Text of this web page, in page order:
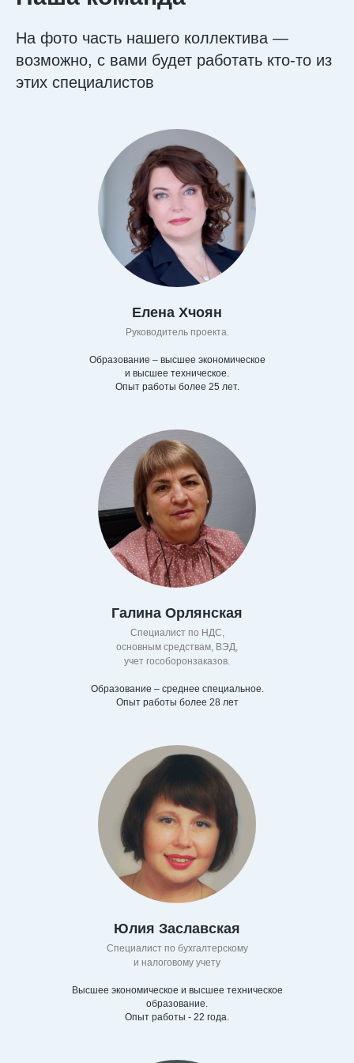
На фото часть нашего коллектива —
возможно, с вами будет работать кто-то из
этих специалистов
Елена Хчоян
Руководитель проекта.
Образование – высшее экономическое
и высшее техническое.
Опыт работы более 25 лет.
Галина Орлянская
Специалист по НДС,
основным средствам, ВЭД,
учет гособоронзаказов.
Образование – среднее специальное.
Опыт работы более 28 лет
Юлия Заславская
Специалист по бухгалтерскому
и налоговому учету
Высшее экономическое и высшее техническое
образование.
Опыт работы - 22 года.